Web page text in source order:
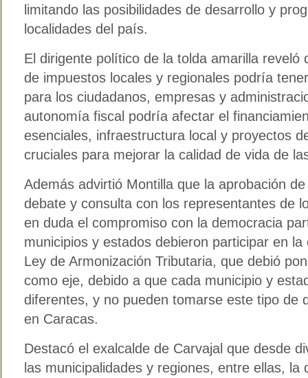
limitando las posibilidades de desarrollo y
localidades del país.
El dirigente político de la tolda amarilla reveló
de impuestos locales y regionales podría
para los ciudadanos, empresas y
autonomía fiscal podría afectar el
esenciales, infraestructura local y proyectos
cruciales para mejorar la calidad de vida de
Además advirtió Montilla que la aprobación
debate y consulta con los representantes de
en duda el compromiso con la democracia
municipios y estados debieron participar en
Ley de Armonización Tributaria, que debió
como eje, debido a que cada municipio y
diferentes, y no pueden tomarse este tipo de
en Caracas.
Destacó el exalcalde de Carvajal que desde
las municipalidades y regiones, entre ellas, la